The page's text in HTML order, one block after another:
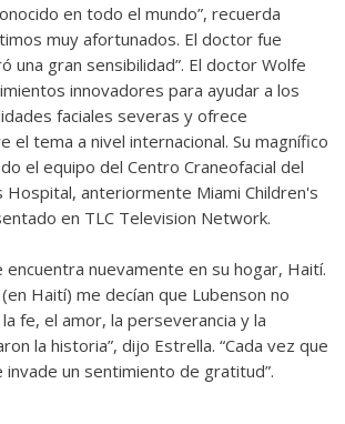
en todo el mundo”, recuerda
muy afortunados. El doctor fue
una gran sensibilidad”. El doctor Wolfe
innovadores para ayudar a los
faciales severas y ofrece
el tema a nivel internacional. Su magnífico
el equipo del Centro Craneofacial del
Hospital, anteriormente Miami Children's
en TLC Television Network.
encuentra nuevamente en su hogar, Haití.
Haití) me decían que Lubenson no
fe, el amor, la perseverancia y la
la historia”, dijo Estrella. “Cada vez que
un sentimiento de gratitud”.